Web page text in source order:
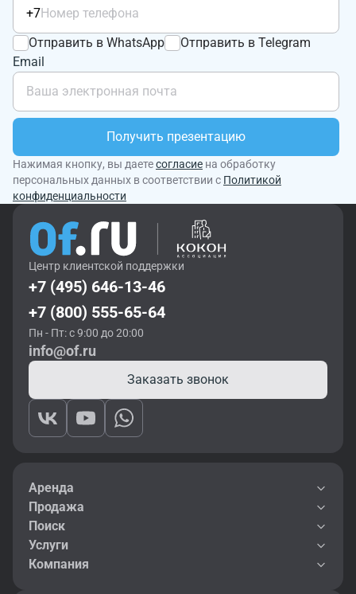
+7
Отправить в WhatsApp
Отправить в Telegram
Email
Получить презентацию
Нажимая кнопку, вы даетесогласие на обработку
персональных данных в соответствии с Политикой
конфиденциальности
Центр клиентской поддержки
+7 (495) 646-13-46
+7 (800) 555-65-64
Пн - Пт: с 9:00 до 20:00
info@of.ru
Заказать звонок
Аренда
Продажа
Поиск
Услуги
Компания